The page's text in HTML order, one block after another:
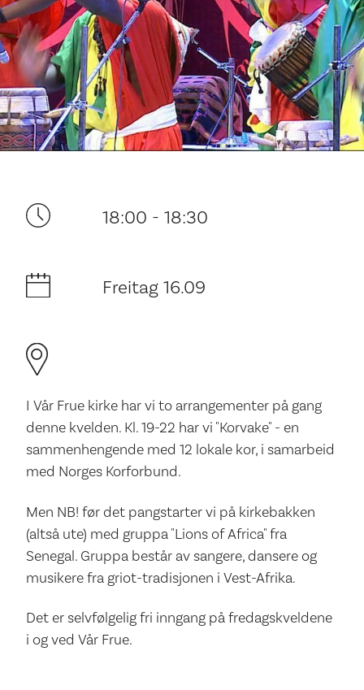
Ditt besøk
Musikk
Historie og arkitektur
18:00 - 18:30
Freitag 16.09
I Vår Frue kirke har vi to arrangementer på gang
denne kvelden. Kl. 19-22 har vi "Korvake" - en
sammenhengende med 12 lokale kor, i samarbeid
med Norges Korforbund.
Men NB! før det pangstarter vi på kirkebakken
(altså ute) med gruppa "Lions of Africa" fra
Senegal. Gruppa består av sangere, dansere og
musikere fra griot-tradisjonen i Vest-Afrika.
Det er selvfølgelig fri inngang på fredagskveldene
i og ved Vår Frue.